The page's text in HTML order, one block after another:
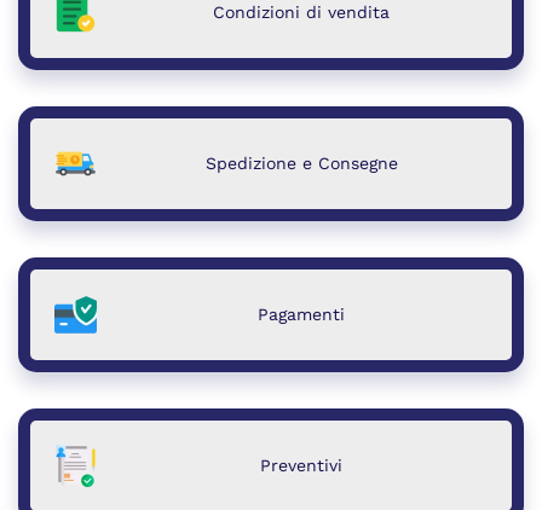
Condizioni di vendita
Spedizione e Consegne
Pagamenti
Preventivi